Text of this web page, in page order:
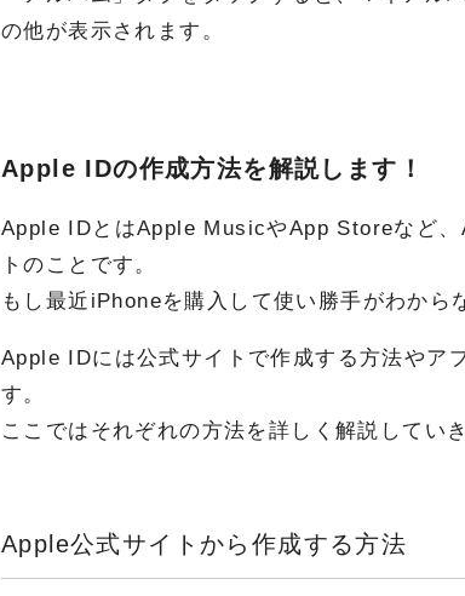
の他が表示されます。
Apple IDの作成方法を解説します！
Apple IDとはApple MusicやApp Storeなど、
トのことです。
もし最近iPhoneを購入して使い勝手がわから
Apple IDには公式サイトで作成する方法やア
す。
ここではそれぞれの方法を詳しく解説していき
Apple公式サイトから作成する方法